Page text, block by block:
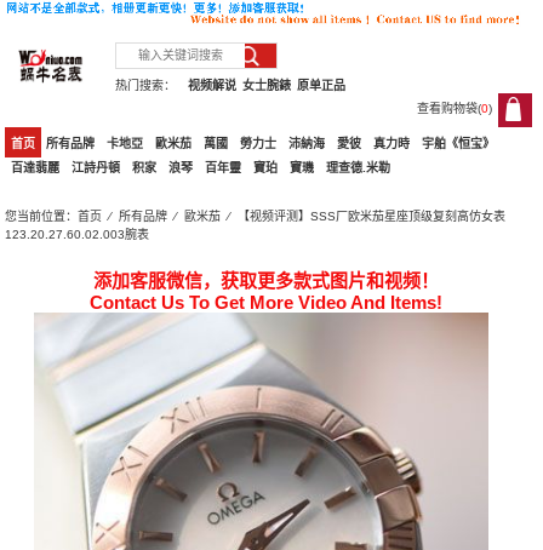
热门搜索： 原单正品
女士腕錶
视频解说
查看购物袋(0)
0
首页 所有品牌 卡地亞 歐米茄 萬國 勞力士 沛納海 愛彼 真力時
宇舶《恒宝》
百達翡麗
江詩丹頓 积家 浪琴 百年靈 寶珀 寶璣 理查德.米勒
您当前位置：首页 ⁄所有品牌 ⁄ 歐米茄 ⁄ 【视频评测】SSS厂欧米茄星座顶级复刻高仿女表
123.20.27.60.02.003腕表
添加客服微信，获取更多款式图片和视频！
Contact Us To Get More Video And Items!